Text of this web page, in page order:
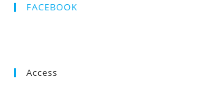
FACEBOOK
Access